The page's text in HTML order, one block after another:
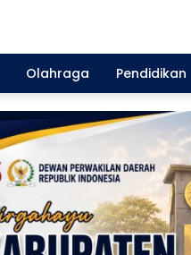
Olahraga Pendidikan